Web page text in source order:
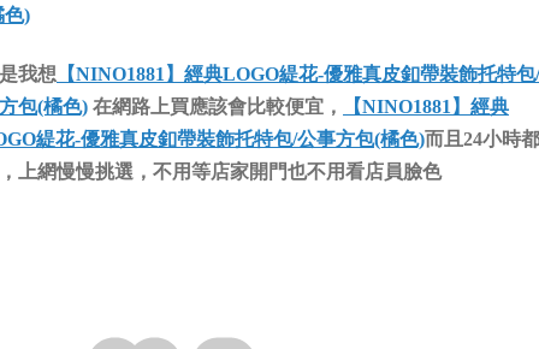
色)
我想 【NINO1881】經典LOGO緹花-優雅真皮釦帶裝飾托特包
包(橘色) 在網路上買應該會比較便宜，
【NINO1881】經典
緹花-優雅真皮釦帶裝飾托特包/公事方包(橘色)而且24小時
上網慢慢挑選，不用等店家開門也不用看店員臉色